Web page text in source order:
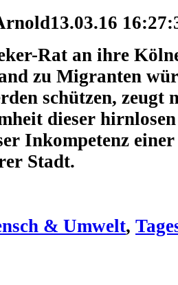
13.03.16
Rat an ihre
zu Migranten
schützen, zeugt
dieser
Inkompetenz
Stadt.
& Umwelt,